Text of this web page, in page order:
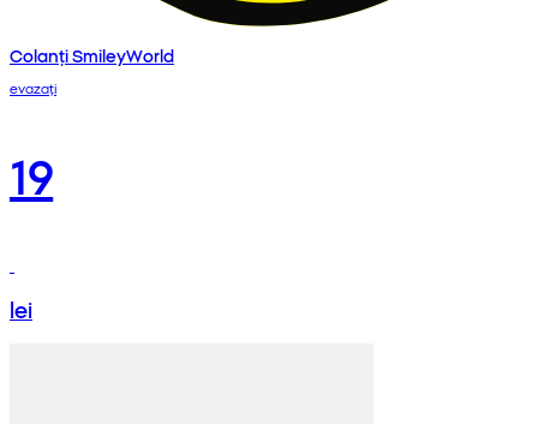
Colanți SmileyWorld
evazați
19
lei